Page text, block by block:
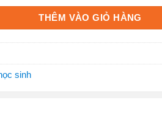
THÊM VÀO GIỎ HÀNG
sinh